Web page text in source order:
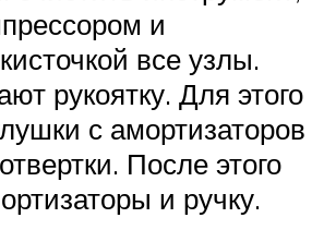
и
все узлы.
рукоятку. Для этого
с амортизаторов
После этого
и ручку.